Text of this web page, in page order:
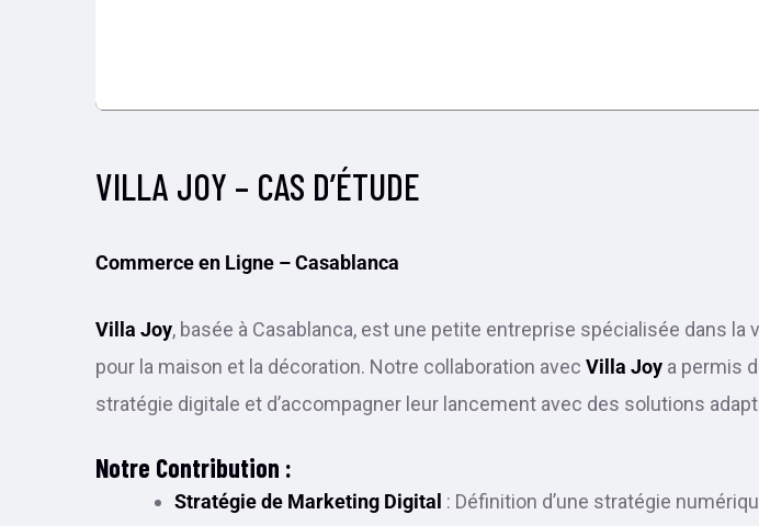
VILLA JOY – CAS D’ÉTUDE
Commerce en Ligne – Casablanca
Villa Joy, basée à Casablanca, est une petite entreprise spécialisée dans la
pour la maison et la décoration. Notre collaboration avec Villa Joy a permis
stratégie digitale et d’accompagner leur lancement avec des solutions
Notre Contribution :
Stratégie de Marketing Digital : Définition d’une stratégie